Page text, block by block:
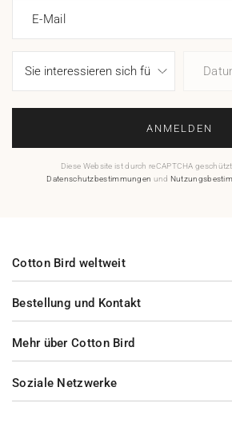
E-Mail
ANMELDEN
Diese Website ist durch reCAPTCHA
Datenschutzbestimmungen und
Bestellung und Kontakt
Mehr über Cotton Bird
Cotton Bird weltweit
Soziale Netzwerke